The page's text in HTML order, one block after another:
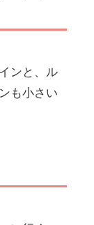
でも
！